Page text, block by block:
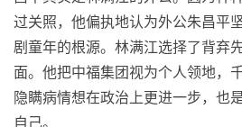
过关照，他偏执地认为外公朱昌平
剧童年的根源。林满江选择了背弃
面。他把中福集团视为个人领地，
隐瞒病情想在政治上更进一步，也
自己。